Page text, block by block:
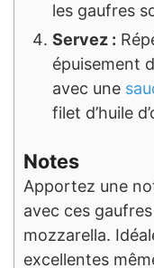
les gaufres
Servez :
épuisement
avec une
filet d’huile
Notes
Apportez une
avec ces
mozzarella.
excellentes